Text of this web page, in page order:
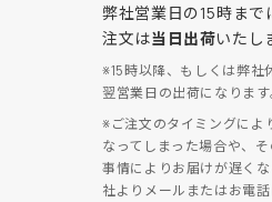
弊社営業日の15時まで
注文は当日出荷いたし
※15時以降、もしくは弊社
翌営業日の出荷になります
※ご注文のタイミングによ
なってしまった場合や、
事情によりお届けが遅く
社よりメールまたはお電